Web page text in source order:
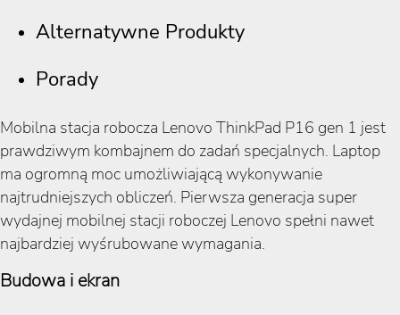
Alternatywne Produkty
Porady
Mobilna stacja robocza Lenovo ThinkPad P16 gen 1 jest
prawdziwym kombajnem do zadań specjalnych. Laptop
ma ogromną moc umożliwiającą wykonywanie
najtrudniejszych obliczeń. Pierwsza generacja super
wydajnej mobilnej stacji roboczej Lenovo spełni nawet
najbardziej wyśrubowane wymagania.
Budowa i ekran